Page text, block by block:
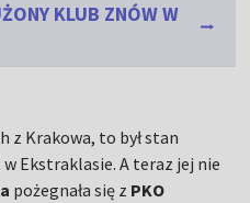
KLUB ZNÓW W
z Krakowa, to był stan
Ekstraklasie. A teraz jej nie
pożegnała się z PKO